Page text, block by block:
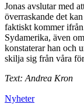
Jonas avslutar med
överraskande det
faktiskt kommer
Sydamerika, även
konstaterar han och
skilja sig från våra
Text: Andrea Kron
Nyheter